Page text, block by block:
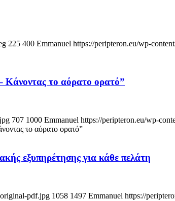
225 400 Emmanuel https://peripteron.eu/wp-
το αόρατο ορατό”
707 1000 Emmanuel https://peripteron.eu/wp-
το αόρατο ορατό”
εξυπηρέτησης για κάθε πελάτη
pdf.jpg 1058 1497 Emmanuel https://